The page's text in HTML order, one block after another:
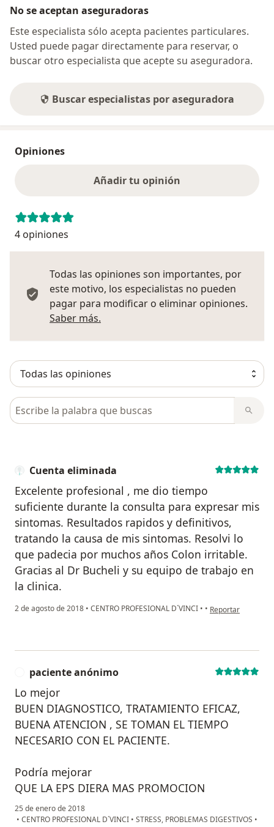
No se aceptan aseguradoras
Este especialista sólo acepta pacientes particulares.
Usted puede pagar directamente para reservar, o
buscar otro especialista que acepte su aseguradora.
Buscar especialistas por aseguradora
Opiniones
Añadir tu opinión
4 opiniones
Todas las opiniones son importantes, por
este motivo, los especialistas no pueden
pagar para modificar o eliminar opiniones.
Saber más.
Busca en opiniones
Cuenta eliminada
Excelente profesional , me dio tiempo
suficiente durante la consulta para expresar mis
sintomas. Resultados rapidos y definitivos,
tratando la causa de mis sintomas. Resolvi lo
que padecia por muchos años Colon irritable.
Gracias al Dr Bucheli y su equipo de trabajo en
la clinica.
2 de agosto de 2018 • CENTRO PROFESIONAL D´VINCI • • en opinión del
Reportar
paciente anónimo
Lo mejor
BUEN DIAGNOSTICO, TRATAMIENTO EFICAZ,
BUENA ATENCION , SE TOMAN EL TIEMPO
NECESARIO CON EL PACIENTE.
Podría mejorar
QUE LA EPS DIERA MAS PROMOCION
25 de enero de 2018
• CENTRO PROFESIONAL D´VINCI • STRESS, PROBLEMAS DIGESTIVOS •